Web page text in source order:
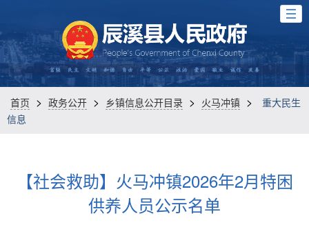
首页 > 政务公开 > 乡镇信息公开目录 > 火马冲镇 >
重大民生
信息
【社会救助】火马冲镇2026年2月特困
供养人员公示名单